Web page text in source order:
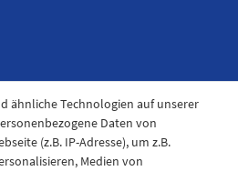
ähnliche Technologien auf unserer
Daten von
(z.B. IP-Adresse), um z.B.
Medien von